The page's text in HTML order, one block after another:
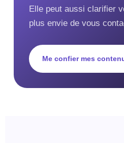
Elle peut aussi clarifier
plus envie de vous
Me confier mes